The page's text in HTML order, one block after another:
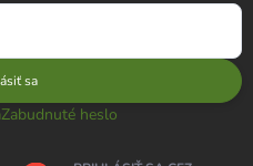
sa
Zabudnuté heslo